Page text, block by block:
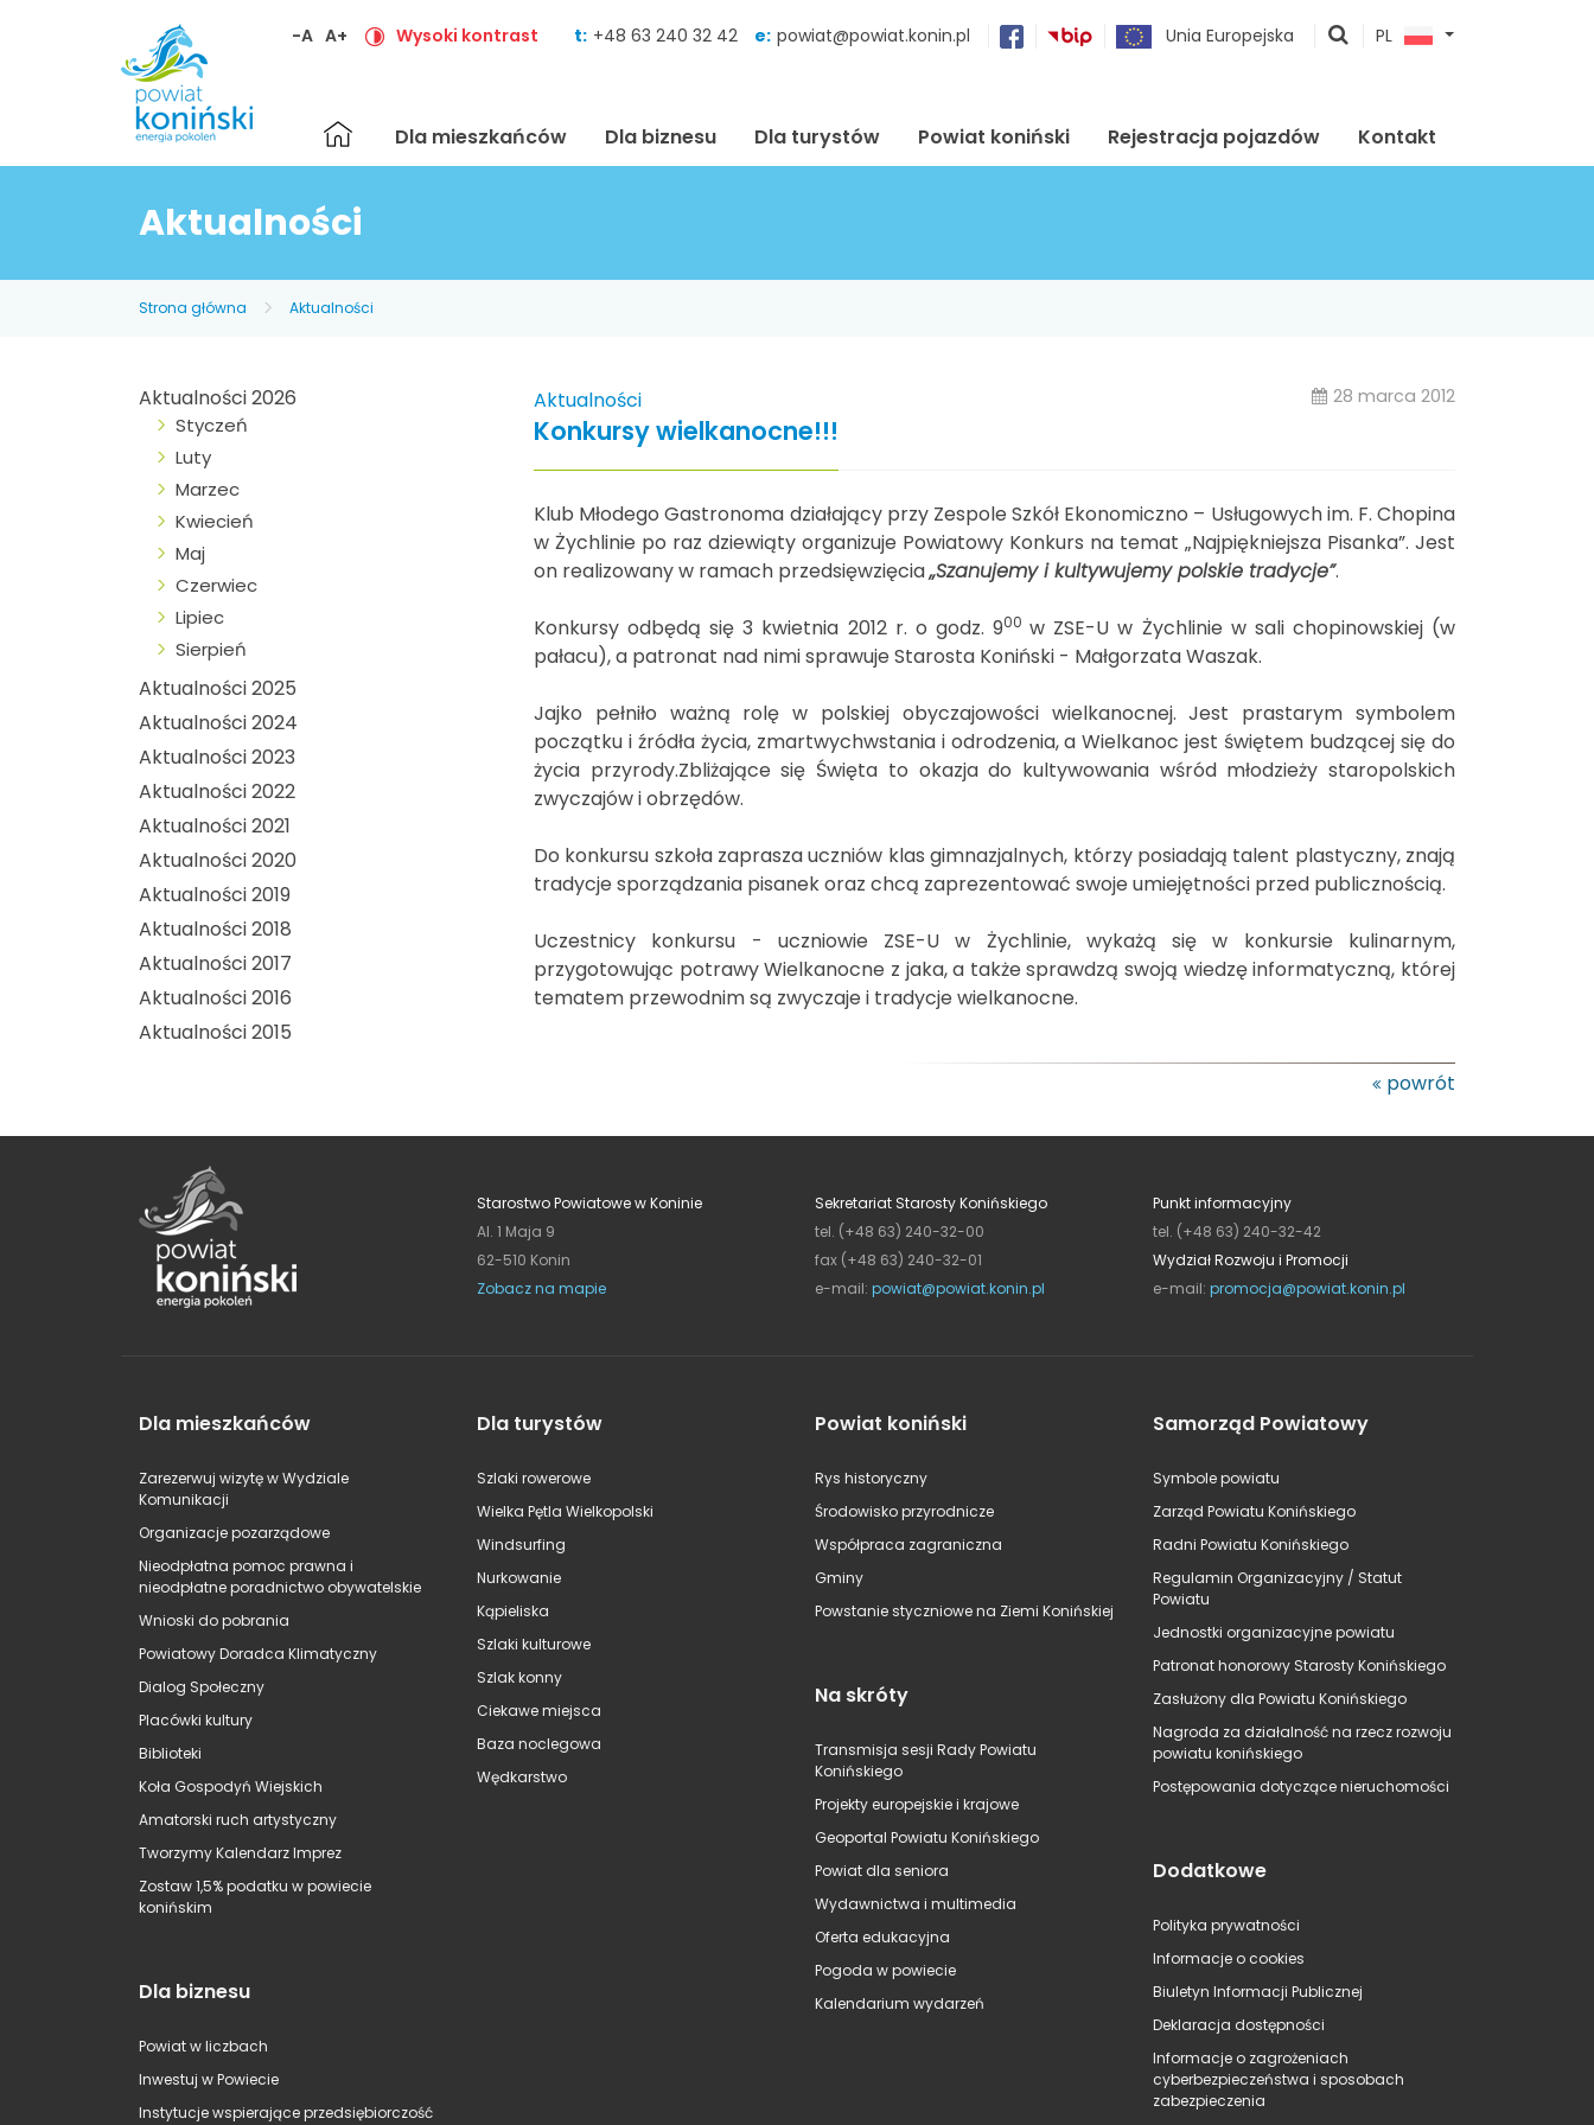
-A A+ Wysoki kontrast t: +48 63 240 32 42 e: powiat@powiat.konin.pl Unia Europejska
pokaż
PL
Strona
główna
Dla mieszkańców Dla biznesu Dla turystów Powiat koniński Rejestracja pojazdów Kontakt
Aktualności
Strona główna Aktualności
Aktualności 2026
Styczeń
Luty
Marzec
Kwiecień
Maj
Czerwiec
Lipiec
Sierpień
Aktualności 2025
Aktualności 2024
Aktualności 2023
Aktualności 2022
Aktualności 2021
Aktualności 2020
Aktualności 2019
Aktualności 2018
Aktualności 2017
Aktualności 2016
Aktualności 2015
Aktualności 28 marca 2012
Konkursy wielkanocne!!!
Klub Młodego Gastronoma działający przy Zespole Szkół Ekonomiczno – Usługowych im. F. Chopina
w Żychlinie po raz dziewiąty organizuje Powiatowy Konkurs na temat „Najpiękniejsza Pisanka”. Jest
on realizowany w ramach przedsięwzięcia„Szanujemy i kultywujemy polskie tradycje”.
Konkursy odbędą się 3 kwietnia 2012 r. o godz. 900w ZSE-U w Żychlinie w sali chopinowskiej (w
pałacu), a patronat nad nimi sprawuje Starosta Koniński - Małgorzata Waszak.
Jajko pełniło ważną rolę w polskiej obyczajowości wielkanocnej. Jest prastarym symbolem
początku i źródła życia, zmartwychwstania i odrodzenia, a Wielkanoc jest świętem budzącej się do
życia przyrody.Zbliżające się Święta to okazja do kultywowania wśród młodzieży staropolskich
zwyczajów i obrzędów.
Do konkursu szkoła zaprasza uczniów klas gimnazjalnych, którzy posiadają talent plastyczny, znają
tradycje sporządzania pisanek oraz chcą zaprezentować swoje umiejętności przed publicznością.
Uczestnicy konkursu - uczniowie ZSE-U w Żychlinie, wykażą się w konkursie kulinarnym,
przygotowując potrawy Wielkanocne z jaka, a także sprawdzą swoją wiedzę informatyczną, której
tematem przewodnim są zwyczaje i tradycje wielkanocne.
powrót
Starostwo Powiatowe w Koninie
Al. 1 Maja 9
62-510 Konin
Zobacz na mapie
Sekretariat Starosty Konińskiego
tel. (+48 63) 240-32-00
fax (+48 63) 240-32-01
e-mail: powiat@powiat.konin.pl
Punkt informacyjny
tel. (+48 63) 240-32-42
Wydział Rozwoju i Promocji
e-mail: promocja@powiat.konin.pl
Dla mieszkańców
Zarezerwuj wizytę w Wydziale
Komunikacji
Organizacje pozarządowe
Nieodpłatna pomoc prawna i
nieodpłatne poradnictwo obywatelskie
Wnioski do pobrania
Powiatowy Doradca Klimatyczny
Dialog Społeczny
Placówki kultury
Biblioteki
Koła Gospodyń Wiejskich
Amatorski ruch artystyczny
Tworzymy Kalendarz Imprez
Zostaw 1,5% podatku w powiecie
konińskim
Dla biznesu
Powiat w liczbach
Inwestuj w Powiecie
Instytucje wspierające przedsiębiorczość
Dla turystów
Szlaki rowerowe
Wielka Pętla Wielkopolski
Windsurfing
Nurkowanie
Kąpieliska
Szlaki kulturowe
Szlak konny
Ciekawe miejsca
Baza noclegowa
Wędkarstwo
Powiat koniński
Rys historyczny
Środowisko przyrodnicze
Współpraca zagraniczna
Gminy
Powstanie styczniowe na Ziemi Konińskiej
Na skróty
Transmisja sesji Rady Powiatu
Konińskiego
Projekty europejskie i krajowe
Geoportal Powiatu Konińskiego
Powiat dla seniora
Wydawnictwa i multimedia
Oferta edukacyjna
Pogoda w powiecie
Kalendarium wydarzeń
Samorząd Powiatowy
Symbole powiatu
Zarząd Powiatu Konińskiego
Radni Powiatu Konińskiego
Regulamin Organizacyjny / Statut
Powiatu
Jednostki organizacyjne powiatu
Patronat honorowy Starosty Konińskiego
Zasłużony dla Powiatu Konińskiego
Nagroda za działalność na rzecz rozwoju
powiatu konińskiego
Postępowania dotyczące nieruchomości
Dodatkowe
Polityka prywatności
Informacje o cookies
Biuletyn Informacji Publicznej
Deklaracja dostępności
Informacje o zagrożeniach
cyberbezpieczeństwa i sposobach
zabezpieczenia